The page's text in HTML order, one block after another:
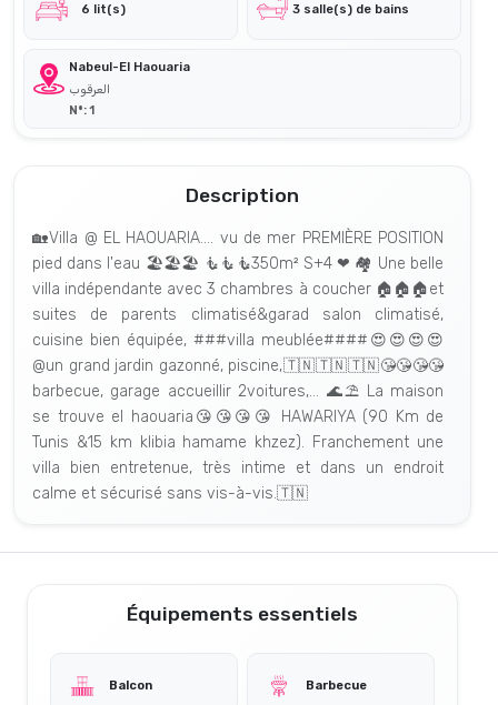
6 lit(s) 3 salle(s) de bains
Nabeul-El Haouaria
العرقوب
N°: 1
Description
🏡Villa @ EL HAOUARIA.... vu de mer PREMIÈRE POSITION
pied dans l'eau 🏖🏖🏖 🧜🧜🧜350m² S+4 ❤ 🏘 Une belle
villa indépendante avec 3 chambres à coucher 🏠🏠🏠et
suites de parents climatisé&garad salon climatisé,
cuisine bien équipée, ###villa meublée####😍😍😍😍
@un grand jardin gazonné, piscine,🇹🇳🇹🇳🇹🇳😘😘😘😘
barbecue, garage accueillir 2voitures,... 🌊⛱ La maison
se trouve el haouaria😘😘😘😘 HAWARIYA (90 Km de
Tunis &15 km klibia hamame khzez). Franchement une
villa bien entretenue, très intime et dans un endroit
calme et sécurisé sans vis-à-vis.🇹🇳
Équipements essentiels
Balcon Barbecue